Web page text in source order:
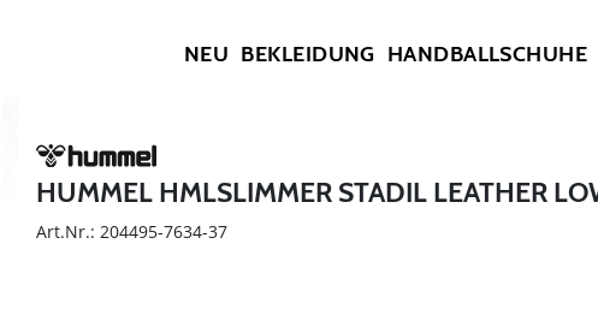
NEU BEKLEIDUNG HANDBALLSCHUHE
HUMMEL HMLSLIMMER STADIL LEATHER
Art.Nr.: 204495-7634-37